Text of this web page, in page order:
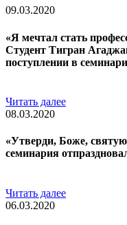
09.03.2020
«Я мечтал стать
Студент Тигран
поступлении в
Читать далее
08.03.2020
«Утверди, Боже,
семинария
Читать далее
06.03.2020